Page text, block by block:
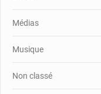
Médias
Musique
Non classé